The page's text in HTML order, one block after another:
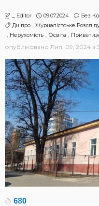
_ Editor 09.07.2024 Без
Дніпро
Журналістське
Нерухомість
Освіта
опубліковано Лип. 09, 2024 в
680